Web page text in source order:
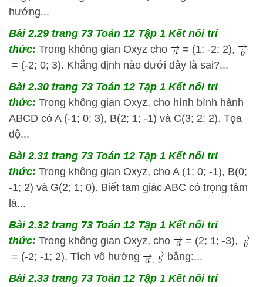
hướng...
Bài 2.29 trang 73 Toán 12 Tập 1 Kết nối tri
thức: Trong không gian Oxyz cho
= (1; -2; 2),
= (-2; 0; 3). Khẳng định nào dưới đây là sai?...
Bài 2.30 trang 73 Toán 12 Tập 1 Kết nối tri
thức: Trong không gian Oxyz, cho hình bình hành
ABCD có A (-1; 0; 3), B(2; 1; -1) và C(3; 2; 2). Tọa
độ...
Bài 2.31 trang 73 Toán 12 Tập 1 Kết nối tri
thức: Trong không gian Oxyz, cho A (1; 0; -1), B(0;
-1; 2) và G(2; 1; 0). Biết tam giác ABC có trọng tâm
là...
Bài 2.32 trang 73 Toán 12 Tập 1 Kết nối tri
thức: Trong không gian Oxyz, cho
= (2; 1; -3),
= (-2; -1; 2). Tích vô hướng
bằng:...
Bài 2.33 trang 73 Toán 12 Tập 1 Kết nối tri